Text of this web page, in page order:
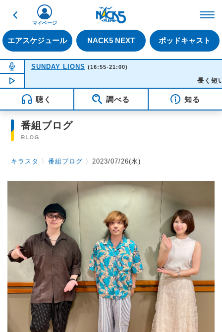
戻る
エアスケジュール NACK5 NEXT ポッドキャスト
マイページ
NOW ON AIR
SUNDAY LIONS (16:55-21:00)
長く短い
聴く 調べる 知る
番組ブログ
BLOG
キラスタ 〉番組ブログ 〉2023/07/26(水)